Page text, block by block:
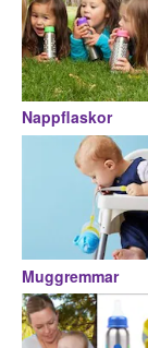
Nappflaskor
Muggremmar